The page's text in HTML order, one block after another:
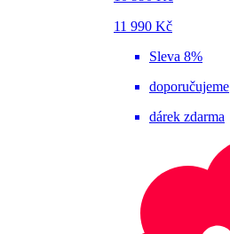
11 990 Kč
Sleva 8%
doporučujeme
dárek zdarma